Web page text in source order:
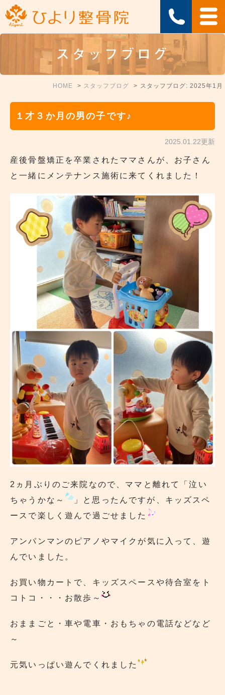
スタッフブログ
HOME スタッフブログ スタッフブログ: 2025年1月
１才３か月の男の子です♪
2025.01.22更新
産後骨盤矯正を卒業されたママさんが、お子さん
と一緒にメンテナンス施術に来てくれました！
2ヵ月ぶりのご来院なので、ママと離れて「泣い
ちゃうかな～
」と思ったんですが、キッズスペ
ースで楽しく遊んで過ごせました
アンパンマンのピアノやマイクが気に入って、遊
んでいました。
お買い物カートで、キッズスペースや待合室をト
コトコ・・・お散歩～
おままごと・車や電車・おもちゃの電話などなど
～
元気いっぱい遊んでくれました